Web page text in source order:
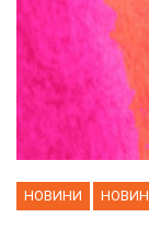
НОВИНИ